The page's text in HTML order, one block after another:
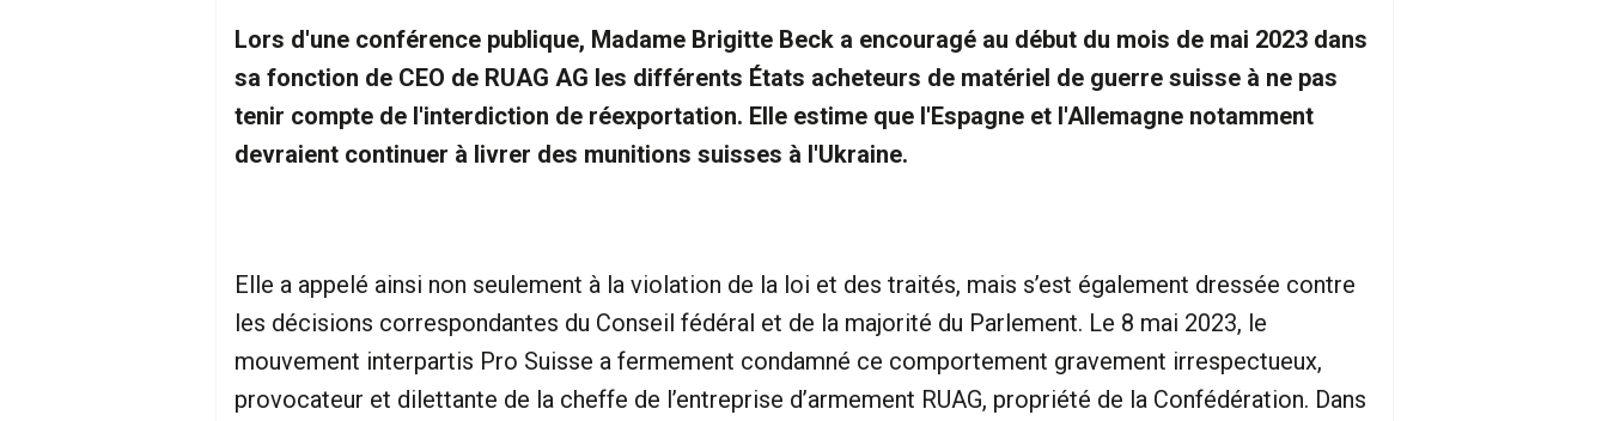
Lors d'une conférence publique, Madame Brigitte Beck a encouragé au début du mois de mai 2023 dans
sa fonction de CEO de RUAG AG les différents États acheteurs de matériel de guerre suisse à ne pas
tenir compte de l'interdiction de réexportation. Elle estime que l'Espagne et l'Allemagne notamment
devraient continuer à livrer des munitions suisses à l'Ukraine.
Elle a appelé ainsi non seulement à la violation de la loi et des traités, mais s’est également dressée contre
les décisions correspondantes du Conseil fédéral et de la majorité du Parlement. Le 8 mai 2023, le
mouvement interpartis Pro Suisse a fermement condamné ce comportement gravement irrespectueux,
provocateur et dilettante de la cheffe de l’entreprise d’armement RUAG, propriété de la Confédération. Dans